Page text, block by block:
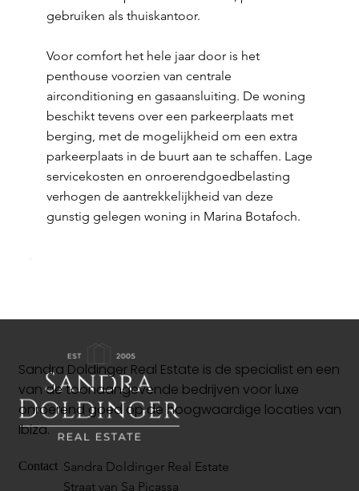
gebruiken als thuiskantoor.
Voor comfort het hele jaar door is het
penthouse voorzien van centrale
airconditioning en gasaansluiting. De woning
beschikt tevens over een parkeerplaats met
berging, met de mogelijkheid om een extra
parkeerplaats in de buurt aan te schaffen. Lage
servicekosten en onroerendgoedbelasting
verhogen de aantrekkelijkheid van deze
gunstig gelegen woning in Marina Botafoch.
Sandra Doldinger Real Estate is de specialist en een
van de toonaangevende bedrijven voor luxe
onroerend goed op de hoogwaardige locaties van
Ibiza.
Contact Sandra Doldinger Real Estate
Straat van Sa Picassa